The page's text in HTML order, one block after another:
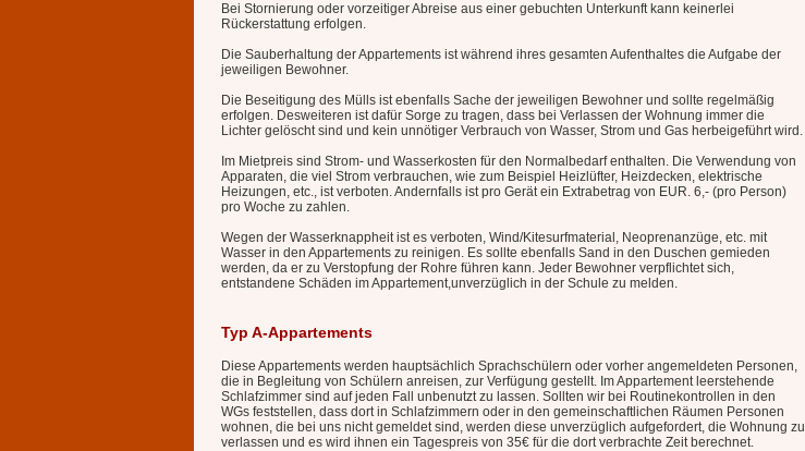
Bei Stornierung oder vorzeitiger Abreise aus einer gebuchten Unterkunft kann keinerlei
Rückerstattung erfolgen.
Die Sauberhaltung der Appartements ist während ihres gesamten Aufenthaltes die Aufgabe der
jeweiligen Bewohner.
Die Beseitigung des Mülls ist ebenfalls Sache der jeweiligen Bewohner und sollte regelmäßig
erfolgen. Desweiteren ist dafür Sorge zu tragen, dass bei Verlassen der Wohnung immer die
Lichter gelöscht sind und kein unnötiger Verbrauch von Wasser, Strom und Gas herbeigeführt wird.
Im Mietpreis sind Strom- und Wasserkosten für den Normalbedarf enthalten. Die Verwendung von
Apparaten, die viel Strom verbrauchen, wie zum Beispiel Heizlüfter, Heizdecken, elektrische
Heizungen, etc., ist verboten. Andernfalls ist pro Gerät ein Extrabetrag von EUR. 6,- (pro Person)
pro Woche zu zahlen.
Wegen der Wasserknappheit ist es verboten, Wind/Kitesurfmaterial, Neoprenanzüge, etc. mit
Wasser in den Appartements zu reinigen. Es sollte ebenfalls Sand in den Duschen gemieden
werden, da er zu Verstopfung der Rohre führen kann. Jeder Bewohner verpflichtet sich,
entstandene Schäden im Appartement,unverzüglich in der Schule zu melden.
Typ A-Appartements
Diese Appartements werden hauptsächlich Sprachschülern oder vorher angemeldeten Personen,
die in Begleitung von Schülern anreisen, zur Verfügung gestellt. Im Appartement leerstehende
Schlafzimmer sind auf jeden Fall unbenutzt zu lassen. Sollten wir bei Routinekontrollen in den
WGs feststellen, dass dort in Schlafzimmern oder in den gemeinschaftlichen Räumen Personen
wohnen, die bei uns nicht gemeldet sind, werden diese unverzüglich aufgefordert, die Wohnung zu
verlassen und es wird ihnen ein Tagespreis von 35€ für die dort verbrachte Zeit berechnet.